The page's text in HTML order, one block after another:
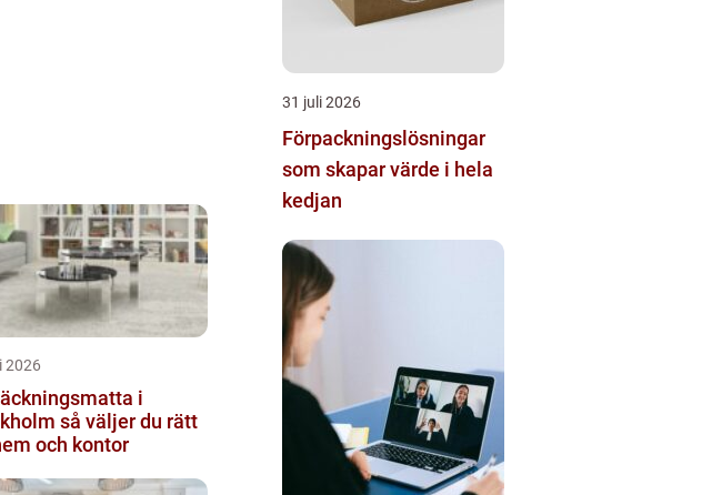
2026
i
väljer du rätt
och kontor
31 juli 2026
Förpackningslösningar
som skapar värde i hela
kedjan